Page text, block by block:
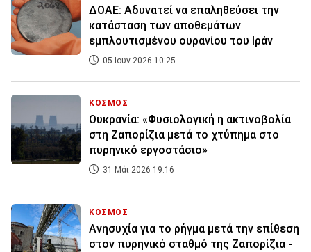
ΔΟΑΕ: Αδυνατεί να επαληθεύσει την
κατάσταση των αποθεμάτων
εμπλουτισμένου ουρανίου του Ιράν
05 Ιουν 2026 10:25
ΚΟΣΜΟΣ
Ουκρανία: «Φυσιολογική η ακτινοβολία
στη Ζαπορίζια μετά το χτύπημα στο
πυρηνικό εργοστάσιο»
31 Μάι 2026 19:16
ΚΟΣΜΟΣ
Ανησυχία για το ρήγμα μετά την επίθεση
στον πυρηνικό σταθμό της Ζαπορίζια -